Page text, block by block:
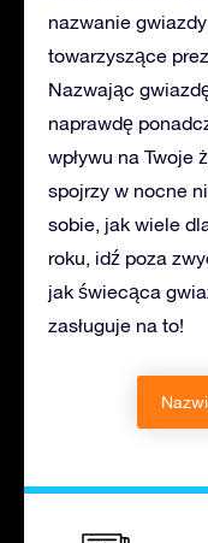
nazwanie
towarzyszące
Nazwając
naprawdę
wpływu na Twoje
spojrzy w nocne
sobie, jak wiele
roku, idź poza
jak świecąca
zasługuje na to!